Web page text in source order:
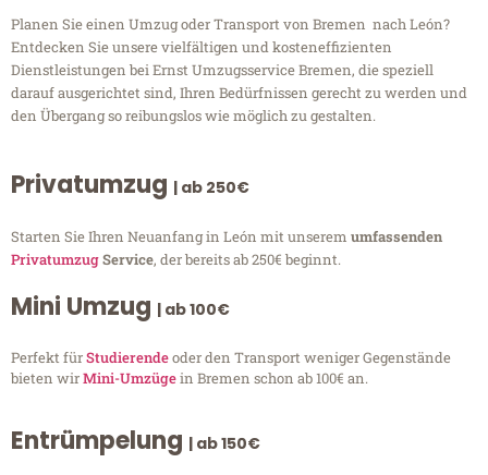
Planen Sie einen Umzug oder Transport von Bremen nach León?
Entdecken Sie unsere vielfältigen und kosteneffizienten
Dienstleistungen bei Ernst Umzugsservice Bremen, die speziell
darauf ausgerichtet sind, Ihren Bedürfnissen gerecht zu werden und
den Übergang so reibungslos wie möglich zu gestalten.
Privatumzug | ab 250€
Starten Sie Ihren Neuanfang in León mit unserem umfassenden
PrivatumzugService, der bereits ab 250€ beginnt.
Mini Umzug | ab 100€
Perfekt fürStudierendeoder den Transport weniger Gegenstände
bieten wirMini-Umzügein Bremen schon ab 100€ an.
Entrümpelung | ab 150€